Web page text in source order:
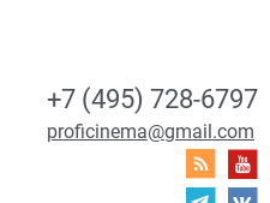
+7 (495) 728-6797
proficinema@gmail.com